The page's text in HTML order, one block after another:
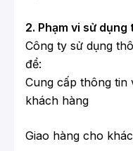
2. Phạm vi sử dụng
Công ty sử dụng
để:
Cung cấp thông tin
khách hàng
Giao hàng cho